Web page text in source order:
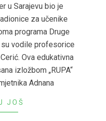
u Sarajevu bio je
za učenike
programa Druge
su vodile profesorice
Ova edukativna
izložbom „RUPA“
Adnana
JOŠ